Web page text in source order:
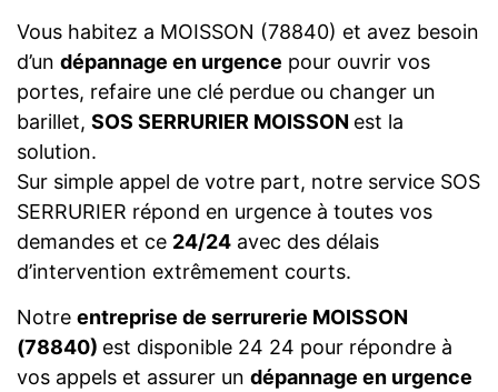
Vous habitez a MOISSON (78840) et avez besoin
d’un dépannage en urgence pour ouvrir vos
portes, refaire une clé perdue ou changer un
barillet, SOS SERRURIER MOISSON est la
solution.
Sur simple appel de votre part, notre service SOS
SERRURIER répond en urgence à toutes vos
demandes et ce 24/24 avec des délais
d’intervention extrêmement courts.
Notre entreprise de serrurerie MOISSON
(78840) est disponible 24 24 pour répondre à
vos appels et assurer un dépannage en urgence